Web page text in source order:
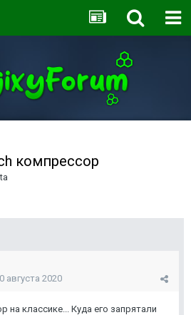
компрессор
августа 2020
на классике... Куда его запрятали